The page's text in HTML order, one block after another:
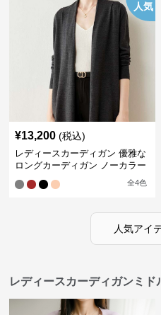
人気
¥13,200 (税込)
レディースカーディガン 優雅な
ロングカーディガン ノーカラー
全4色
人気アイ
レディースカーディガンミド